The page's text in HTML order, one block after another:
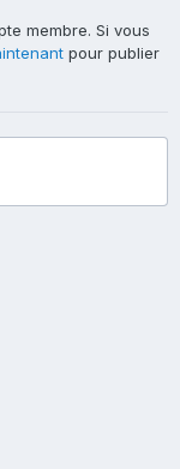
membre. Si vous
pour publier